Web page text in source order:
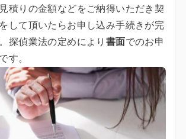
積りの金額などをご納得いただき契
して頂いたらお申し込み手続きが完
探偵業法の定めにより 書面でのお申
す。